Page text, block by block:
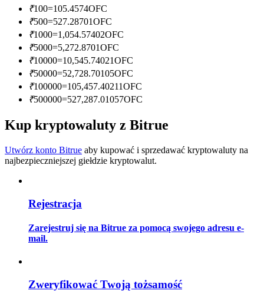
Informacja
Analiza Big Data, w tym informacje handlowe itp.
₹100=105.4574OFC
₹500=527.28701OFC
₹1000=1,054.57402OFC
₹5000=5,272.8701OFC
₹10000=10,545.74021OFC
₹50000=52,728.70105OFC
₹100000=105,457.40211OFC
₹500000=527,287.01057OFC
Kup kryptowaluty z Bitrue
Utwórz konto Bitrue aby kupować i sprzedawać kryptowaluty na
najbezpieczniejszej giełdzie kryptowalut.
Rejestracja
Zarejestruj się na Bitrue za pomocą swojego adresu e-
mail.
Zweryfikować Twoją tożsamość